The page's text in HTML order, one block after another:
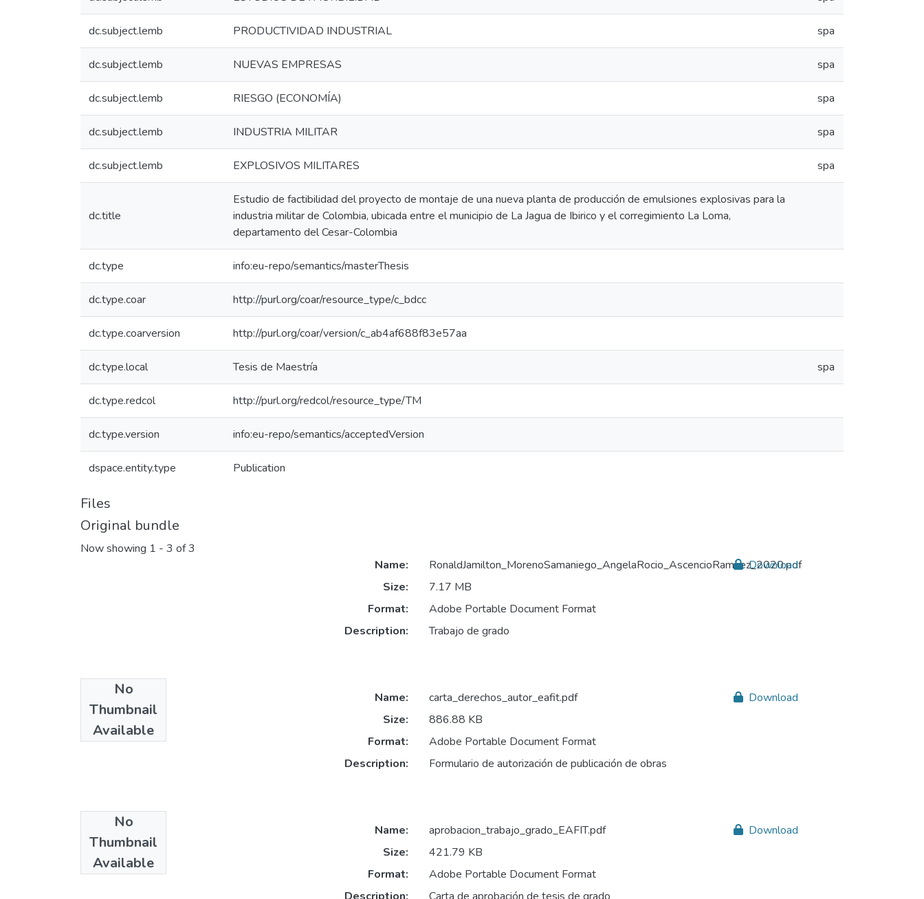
dc.subject.lemb PRODUCTIVIDAD INDUSTRIAL spa
dc.subject.lemb NUEVAS EMPRESAS spa
dc.subject.lemb RIESGO (ECONOMÍA) spa
dc.subject.lemb INDUSTRIA MILITAR spa
dc.subject.lemb EXPLOSIVOS MILITARES spa
dc.title
Estudio de factibilidad del proyecto de montaje de una nueva planta de producción de emulsiones explosivas para la
industria militar de Colombia, ubicada entre el municipio de La Jagua de Ibirico y el corregimiento La Loma,
departamento del Cesar-Colombia
dc.type info:eu-repo/semantics/masterThesis
dc.type.coar http://purl.org/coar/resource_type/c_bdcc
dc.type.coarversion http://purl.org/coar/version/c_ab4af688f83e57aa
dc.type.local Tesis de Maestría spa
dc.type.redcol http://purl.org/redcol/resource_type/TM
dc.type.version info:eu-repo/semantics/acceptedVersion
dspace.entity.type Publication
Files
Original bundle
Now showing 1 - 3 of 3
No
Thumbnail
Available
Name:
RonaldJamilton_MorenoSamaniego_AngelaRocio_AscencioRamirez_2020.pdf
Size:
7.17 MB
Format:
Adobe Portable Document Format
Description:
Trabajo de grado
Download
No
Thumbnail
Available
Name:
carta_derechos_autor_eafit.pdf
Size:
886.88 KB
Format:
Adobe Portable Document Format
Description:
Formulario de autorización de publicación de obras
Download
Name:
aprobacion_trabajo_grado_EAFIT.pdf
Size:
421.79 KB
Format:
Adobe Portable Document Format
Download